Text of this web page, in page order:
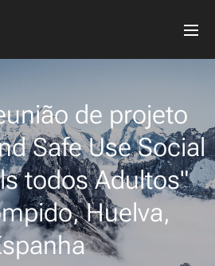
de projeto
Safe Use Social
todos Adultos"
Huelva,